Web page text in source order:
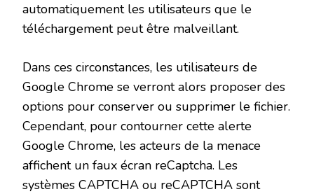
automatiquement les utilisateurs que le
téléchargement peut être malveillant.
Dans ces circonstances, les utilisateurs de
Google Chrome se verront alors proposer des
options pour conserver ou supprimer le fichier.
Cependant, pour contourner cette alerte
Google Chrome, les acteurs de la menace
affichent un faux écran reCaptcha. Les
systèmes CAPTCHA ou reCAPTCHA sont